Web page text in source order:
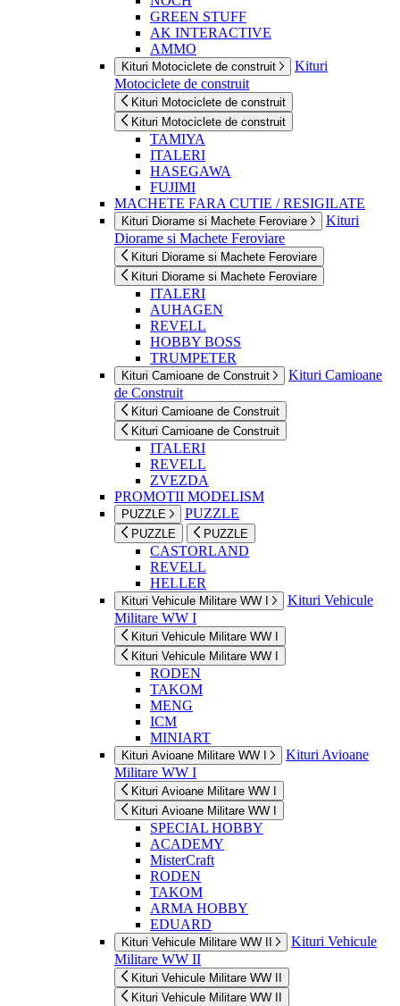
GREEN STUFF
AK INTERACTIVE
AMMO
Kituri Motociclete de construit
Kituri
Motociclete de construit
Kituri Motociclete de construit
Kituri Motociclete de construit
TAMIYA
ITALERI
HASEGAWA
FUJIMI
MACHETE FARA CUTIE / RESIGILATE
Kituri Diorame si Machete Feroviare
Kituri
Diorame si Machete Feroviare
Kituri Diorame si Machete Feroviare
Kituri Diorame si Machete Feroviare
ITALERI
AUHAGEN
REVELL
HOBBY BOSS
TRUMPETER
Kituri Camioane de Construit
Kituri Camioane
de Construit
Kituri Camioane de Construit
Kituri Camioane de Construit
ITALERI
REVELL
ZVEZDA
PROMOTII MODELISM
PUZZLE PUZZLE
PUZZLE PUZZLE
CASTORLAND
REVELL
HELLER
Kituri Vehicule Militare WW I
Kituri Vehicule
Militare WW I
Kituri Vehicule Militare WW I
Kituri Vehicule Militare WW I
RODEN
TAKOM
MENG
ICM
MINIART
Kituri Avioane Militare WW I
Kituri Avioane
Militare WW I
Kituri Avioane Militare WW I
Kituri Avioane Militare WW I
SPECIAL HOBBY
ACADEMY
MisterCraft
RODEN
TAKOM
ARMA HOBBY
EDUARD
Kituri Vehicule Militare WW II
Kituri Vehicule
Militare WW II
Kituri Vehicule Militare WW II
Kituri Vehicule Militare WW II